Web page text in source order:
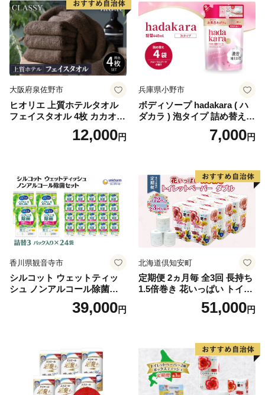
生活用品 無香料 トイレット
ペーパー ダブル といれっと
ぺーぱー トイレ クレシア ト
イレットペーパー [BDBH002
-1]
大阪府泉佐野市
ヒオリエ 上質ホテルタオル
フェイスタオル 4枚 カカオ
【タオル 泉州タオル 吸水 普
段使い 無地 シンプル 日用品
12,000円
兵庫県小野市
ボディソープ hadakara ( ハ
ダカラ ) 泡タイプ 詰め替え 4
40ml×4袋 ボディーソープ 泡
ボディソープ 泡 日用品 消耗
泡石鹸 石鹸 兵庫 兵庫県 小野
7,000円
香川県観音寺市
シルコット ウェットティッ
シュ ノンアルコール除菌詰
替（43枚×3P）×24袋 日用品
おもちゃ 拭き取り 手拭き 外
39,000円
北海道倶知安町
定期便 2ヵ月毎 全3回 長持ち
1.5倍巻き 花いっぱい トイレ
ットペーパー ダブル 45ｍ 計
72ロール 全18種 花柄 プリン
ー 消耗品 備蓄 送料無料 北海
道 倶知安町 日用品
51,000円